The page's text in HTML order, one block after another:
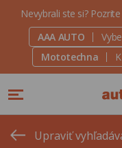
Nevybrali ste si?
AAA AUTO
Mototechna
Upraviť